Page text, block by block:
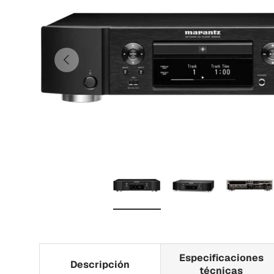
Anterior
Descripción
Especificaciones
técnicas